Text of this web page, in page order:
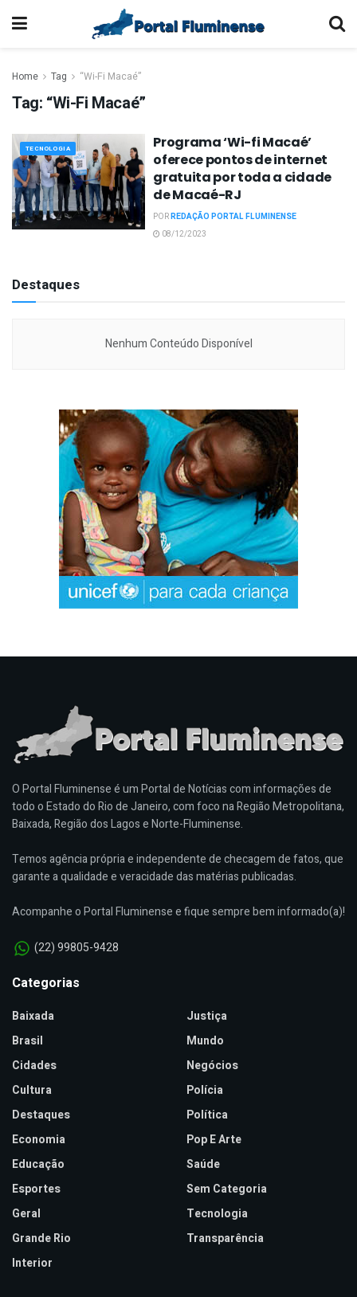
Home Tag “Wi-Fi Macaé”
Tag: “Wi-Fi Macaé”
TECNOLOGIA
Programa ‘Wi-fi Macaé’
oferece pontos de internet
gratuita por toda a cidade
de Macaé-RJ
PORREDAÇÃO PORTAL FLUMINENSE
08/12/2023
Destaques
Nenhum Conteúdo Disponível
O Portal Fluminense é um Portal de Notícias com informações de
todo o Estado do Rio de Janeiro, com foco na Região Metropolitana,
Baixada, Região dos Lagos e Norte-Fluminense.
Temos agência própria e independente de checagem de fatos, que
garante a qualidade e veracidade das matérias publicadas.
Acompanhe o Portal Fluminense e fique sempre bem informado(a)!
(22) 99805-9428
Categorias
Baixada
Brasil
Cidades
Cultura
Destaques
Economia
Educação
Esportes
Geral
Grande Rio
Interior
Justiça
Mundo
Negócios
Polícia
Política
Pop E Arte
Saúde
Sem Categoria
Tecnologia
Transparência